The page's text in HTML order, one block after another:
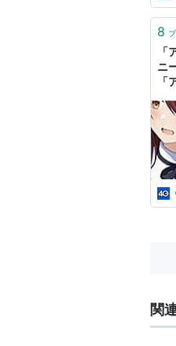
8
「
ニ
初
関